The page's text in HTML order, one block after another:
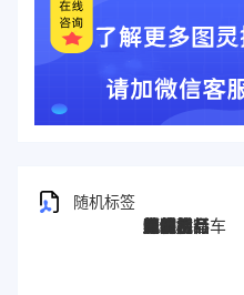
随机标签
图灵搜
电子秤
劳保手套
压缩机
宠物用品
纸袋
塑料袋
箱包
圣诞树
电子烟
集装箱
沙发
户外用品
美容用品
红酒
电动自行车
服装
母婴用品
石材
壁纸
建筑材料